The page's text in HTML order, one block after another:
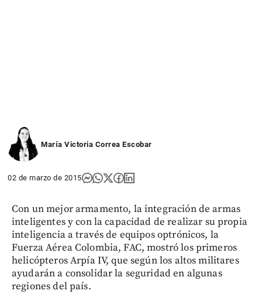
María Victoria Correa Escobar
02 de marzo de 2015
Con un mejor armamento, la integración de armas
inteligentes y con la capacidad de realizar su propia
inteligencia a través de equipos optrónicos, la
Fuerza Aérea Colombia, FAC, mostró los primeros
helicópteros Arpía IV, que según los altos militares
ayudarán a consolidar la seguridad en algunas
regiones del país.